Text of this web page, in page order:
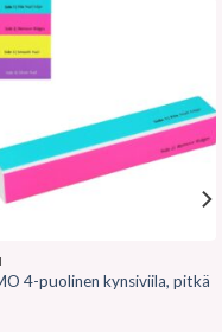
4-puolinen kynsiviila, pitkä